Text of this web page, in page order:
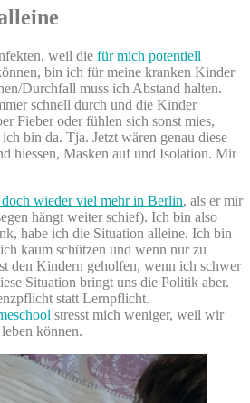
weil die für mich potentiell
bin ich für meine kranken Kinder
Durchfall muss ich Abstand halten.
schnell durch und die Kinder
Fieber oder fühlen sich sonst mies,
bin da. Tja. Jetzt wären genau diese
hiessen, Masken auf und Isolation. Mir
wieder viel mehr in Berlin, als er mir
hängt weiter schief). Ich bin also
habe ich die Situation alleine. Ich bin
kaum schützen und wenn nur zu
den Kindern geholfen, wenn ich schwer
Situation bringt uns die Politik aber.
statt Lernpflicht.
stresst mich weniger, weil wir
können.